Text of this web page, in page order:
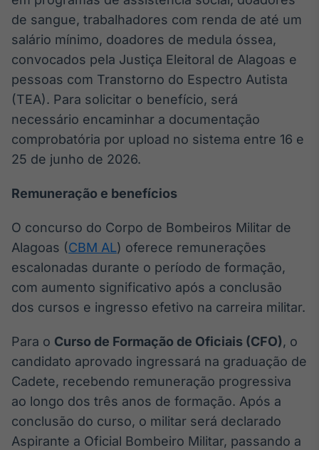
Gestão de
Investimentos
Em breve
Em breve
de sangue, trabalhadores com renda de até um
salário mínimo, doadores de medula óssea,
convocados pela Justiça Eleitoral de Alagoas e
pessoas com Transtorno do Espectro Autista
(TEA). Para solicitar o benefício, será
necessário encaminhar a documentação
comprobatória por upload no sistema entre 16 e
25 de junho de 2026.
Remuneração e benefícios
O concurso do Corpo de Bombeiros Militar de
Alagoas (CBM AL) oferece remunerações
escalonadas durante o período de formação,
com aumento significativo após a conclusão
dos cursos e ingresso efetivo na carreira militar.
Para o Curso de Formação de Oficiais (CFO), o
candidato aprovado ingressará na graduação de
Cadete, recebendo remuneração progressiva
ao longo dos três anos de formação. Após a
conclusão do curso, o militar será declarado
Aspirante a Oficial Bombeiro Militar, passando a